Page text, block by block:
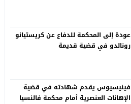
عودة إلى المحكمة للدفاع عن كريستيانو
رونالدو في قضية قديمة
فينيسيوس يقدم شهادته في قضية
الإهانات العنصرية أمام محكمة فالنسيا